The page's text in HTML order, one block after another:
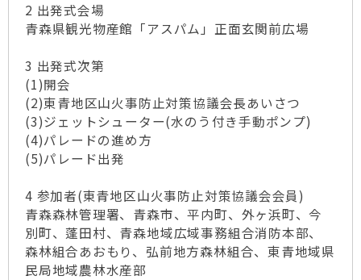
2 出発式会場
青森県観光物産館「アスパム」正面玄関前広場
3 出発式次第
(1)開会
(2)東青地区山火事防止対策協議会長あいさつ
(3)ジェットシューター(水のう付き手動ポンプ)
(4)パレードの進め方
(5)パレード出発
4 参加者(東青地区山火事防止対策協議会会員)
青森森林管理署、青森市、平内町、外ヶ浜町、今
別町、蓬田村、青森地域広域事務組合消防本部、
森林組合あおもり、弘前地方森林組合、東青地域県
民局地域農林水産部